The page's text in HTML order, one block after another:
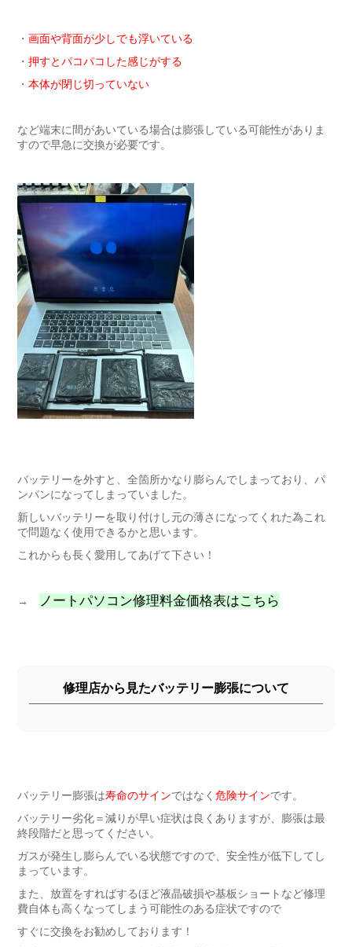
・ 画面や背面が少しでも浮いている
・ 押すとパコパコした感じがする
・ 本体が閉じ切っていない
など端末に間があいている場合は膨張している可能性がありま
すので早急に交換が必要です。
バッテリーを外すと、全箇所かなり膨らんでしまっており、パ
ンパンになってしまっていました。
新しいバッテリーを取り付けし元の薄さになってくれた為これ
で問題なく使用できるかと思います。
これからも長く愛用してあげて下さい！
→ ノートパソコン修理料金価格表はこちら
修理店から見たバッテリー膨張について
バッテリー膨張は寿命のサインではなく 危険サインです。
バッテリー劣化＝減りが早い症状は良くありますが、膨張は最
終段階だと思ってください。
ガスが発生し膨らんでいる状態ですので、安全性が低下してし
まっています。
また、放置をすればするほど液晶破損や基板ショートなど修理
費自体も高くなってしまう可能性のある症状ですので
すぐに交換をお勧めしております！